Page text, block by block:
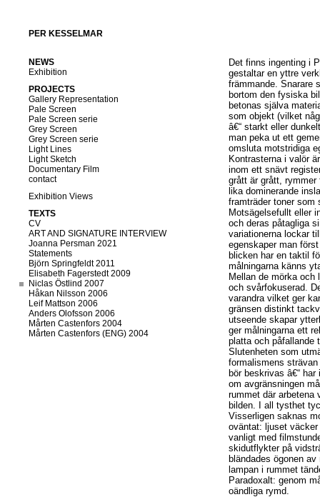
NEWS
Exhibition
PROJECTS
Gallery Representation
Pale Screen
Pale Screen serie
Grey Screen
Grey Screen serie
Light Lines
Light Sketch
Documentary Film
contact
Exhibition Views
TEXTS
CV
ART AND SIGNATURE INTERVIEW
Joanna Persman 2021
Statements
Björn Springfeldt 2011
Elisabeth Fagerstedt 2009
Niclas Östlind 2007
Håkan Nilsson 2006
Leif Mattson 2006
Anders Olofsson 2006
Mårten Castenfors 2004
Mårten Castenfors (ENG) 2004
PER KESSELMAR
Det finns ingenting i
gestaltar en yttre
främmande. Snarare
bortom den fysiska
betonas själva
som objekt (vilket
â€“ starkt eller
man peka ut ett
omsluta motstridiga
Kontrasterna i valör
inom ett snävt
grått är grått,
lika dominerande
framträder toner
Motsägelsefullt eller
och deras påtagliga
variationerna lockar
egenskaper man
blicken har en taktil
målningarna känns
Mellan de mörka
och svårfokuserad.
varandra vilket ger
gränsen distinkt
utseende skapar
ger målningarna ett
platta och påfallande
Slutenheten som
formalismens
bör beskrivas â€“
om avgränsningen
rummet där
bilden. I all tysthet
Visserligen saknas
oväntat: ljuset
vanligt med
skidutflykter på
bländades ögonen
lampan i rummet
Paradoxalt: genom
oändliga rymd.